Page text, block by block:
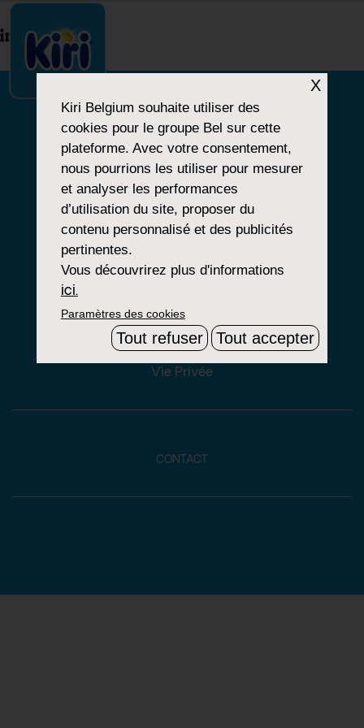
index.php
NOTRE HISTOIRE
NOS PRODUITS
NOS ENGAGEMENTS
Mentions Légales
Groupe Bel
Vie Privée
CONTACT
X
Kiri Belgium souhaite utiliser des
cookies pour le groupe Bel sur cette
plateforme. Avec votre consentement,
nous pourrions les utiliser pour mesurer
et analyser les performances
d’utilisation du site, proposer du
contenu personnalisé et des publicités
pertinentes.
Vous découvrirez plus d'informations
ici.
Paramètres des cookies
Tout refuser Tout accepter